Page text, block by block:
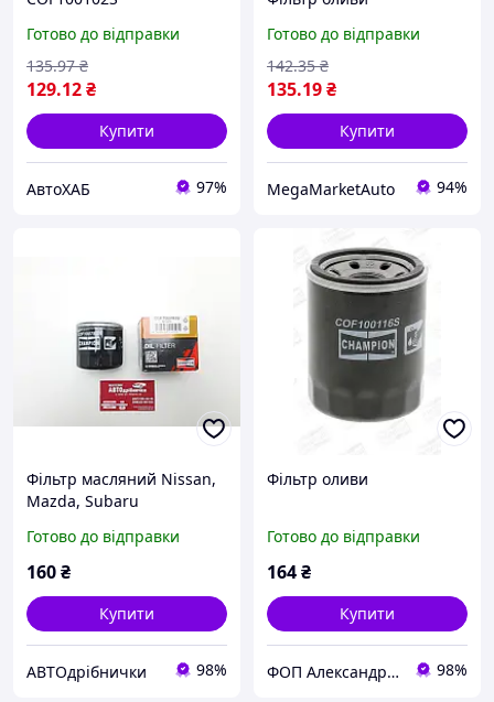
Готово до відправки
129.12₴
135.97 ₴
Купити
АвтоХАБ 97%
Готово до відправки
135.19₴
142.35 ₴
Купити
MegaMarketAuto 94%
Фільтр масляний Nissan,
Mazda, Subaru
Готово до відправки
160₴
Купити
АВТОдрібнички 98%
Фільтр оливи
Готово до відправки
164₴
Купити
ФОП Александрова Ірина Анатоліївна 98%